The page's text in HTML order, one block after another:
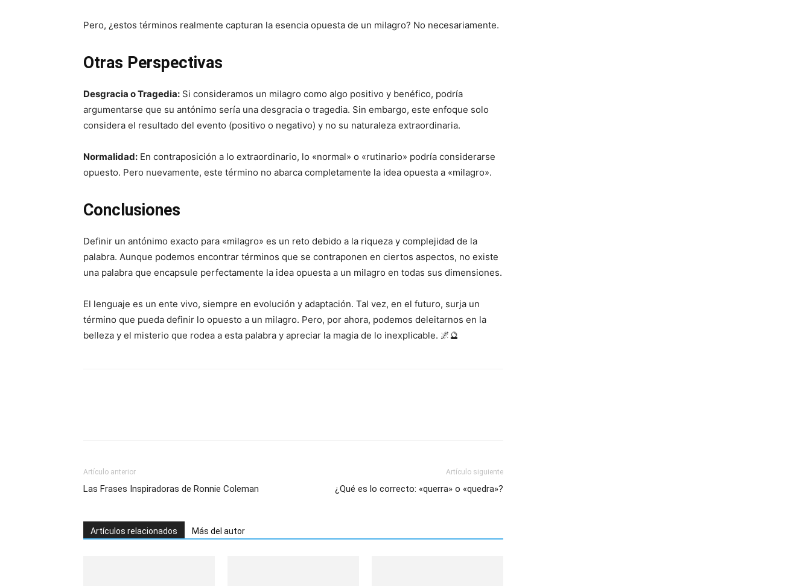
Pero, ¿estos términos realmente capturan la esencia opuesta de un milagro? No necesariamente.
Otras Perspectivas
Desgracia o Tragedia: Si consideramos un milagro como algo positivo y benéfico, podría
argumentarse que su antónimo sería una desgracia o tragedia. Sin embargo, este enfoque solo
considera el resultado del evento (positivo o negativo) y no su naturaleza extraordinaria.
Normalidad: En contraposición a lo extraordinario, lo «normal» o «rutinario» podría considerarse
opuesto. Pero nuevamente, este término no abarca completamente la idea opuesta a «milagro».
Conclusiones
Definir un antónimo exacto para «milagro» es un reto debido a la riqueza y complejidad de la
palabra. Aunque podemos encontrar términos que se contraponen en ciertos aspectos, no existe
una palabra que encapsule perfectamente la idea opuesta a un milagro en todas sus dimensiones.
El lenguaje es un ente vivo, siempre en evolución y adaptación. Tal vez, en el futuro, surja un
término que pueda definir lo opuesto a un milagro. Pero, por ahora, podemos deleitarnos en la
belleza y el misterio que rodea a esta palabra y apreciar la magia de lo inexplicable. 🌌🔮
Artículo anterior
Las Frases Inspiradoras de Ronnie Coleman
Artículo siguiente
¿Qué es lo correcto: «querra» o «quedra»?
Artículos relacionados Más del autor